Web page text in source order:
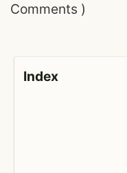
Comments )
Index